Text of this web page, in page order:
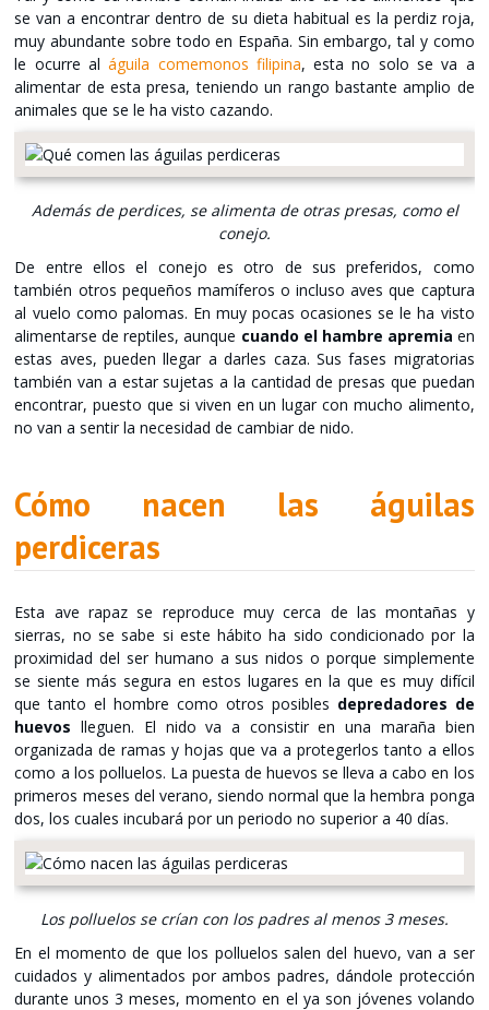
se van a encontrar dentro de su dieta habitual es la perdiz roja,
muy abundante sobre todo en España. Sin embargo, tal y como
le ocurre aláguila comemonos filipina, esta no solo se va a
alimentar de esta presa, teniendo un rango bastante amplio de
animales que se le ha visto cazando.
Además de perdices, se alimenta de otras presas, como el
conejo.
De entre ellos el conejo es otro de sus preferidos, como
también otros pequeños mamíferos o incluso aves que captura
al vuelo como palomas. En muy pocas ocasiones se le ha visto
alimentarse de reptiles, aunque cuando el hambre apremia en
estas aves, pueden llegar a darles caza. Sus fases migratorias
también van a estar sujetas a la cantidad de presas que puedan
encontrar, puesto que si viven en un lugar con mucho alimento,
no van a sentir la necesidad de cambiar de nido.
Cómo nacen las águilas
perdiceras
Esta ave rapaz se reproduce muy cerca de las montañas y
sierras, no se sabe si este hábito ha sido condicionado por la
proximidad del ser humano a sus nidos o porque simplemente
se siente más segura en estos lugares en la que es muy difícil
que tanto el hombre como otros posibles depredadores de
huevos lleguen. El nido va a consistir en una maraña bien
organizada de ramas y hojas que va a protegerlos tanto a ellos
como a los polluelos. La puesta de huevos se lleva a cabo en los
primeros meses del verano, siendo normal que la hembra ponga
dos, los cuales incubará por un periodo no superior a 40 días.
Los polluelos se crían con los padres al menos 3 meses.
En el momento de que los polluelos salen del huevo, van a ser
cuidados y alimentados por ambos padres, dándole protección
durante unos 3 meses, momento en el ya son jóvenes volando